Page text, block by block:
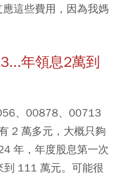
這些費用，因為我媽
年領息2萬到
、00878、00713
2 萬多元，大概只夠
年，年度股息第一次
111 萬元。可能很